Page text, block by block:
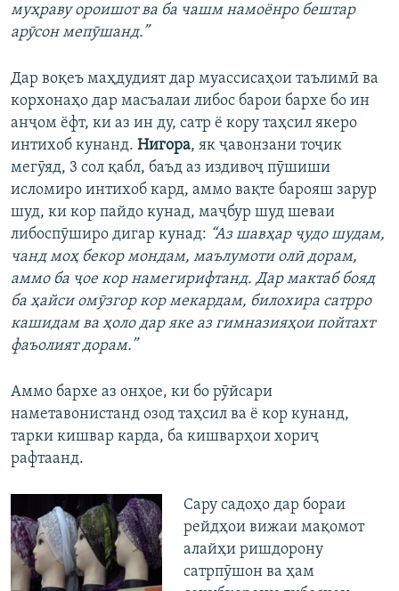
муҳраву ороишот ва ба чашм намоёнро бештар
арӯсон мепӯшанд.”
Дар воқеъ маҳдудият дар муассисаҳои таълимӣ ва
корхонаҳо дар масъалаи либос барои бархе бо ин
анҷом ёфт, ки аз ин ду, сатр ё кору таҳсил якеро
интихоб кунанд. Нигора, як ҷавонзани тоҷик
мегӯяд, 3 сол қабл, баъд аз издивоҷ пӯшиши
исломиро интихоб кард, аммо вақте барояш зарур
шуд, ки кор пайдо кунад, маҷбур шуд шеваи
либоспӯширо дигар кунад: “Аз шавҳар ҷудо шудам,
чанд моҳ бекор мондам, маълумоти олӣ дорам,
аммо ба ҷое кор намегирифтанд. Дар мактаб бояд
ба ҳайси омӯзгор кор мекардам, билохира сатрро
кашидам ва ҳоло дар яке аз гимназияҳои пойтахт
фаъолият дорам.”
Аммо бархе аз онҳое, ки бо рӯйсари
наметавонистанд озод таҳсил ва ё кор кунанд,
тарки кишвар карда, ба кишварҳои хориҷ
рафтаанд.
Сару садоҳо дар бораи
рейдҳои вижаи мақомот
алайҳи ришдорону
сатрпӯшон ва ҳам